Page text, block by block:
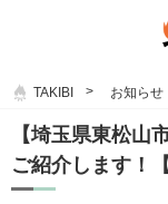
TAKIBI お知らせ
【埼玉県東松山
ご紹介します！